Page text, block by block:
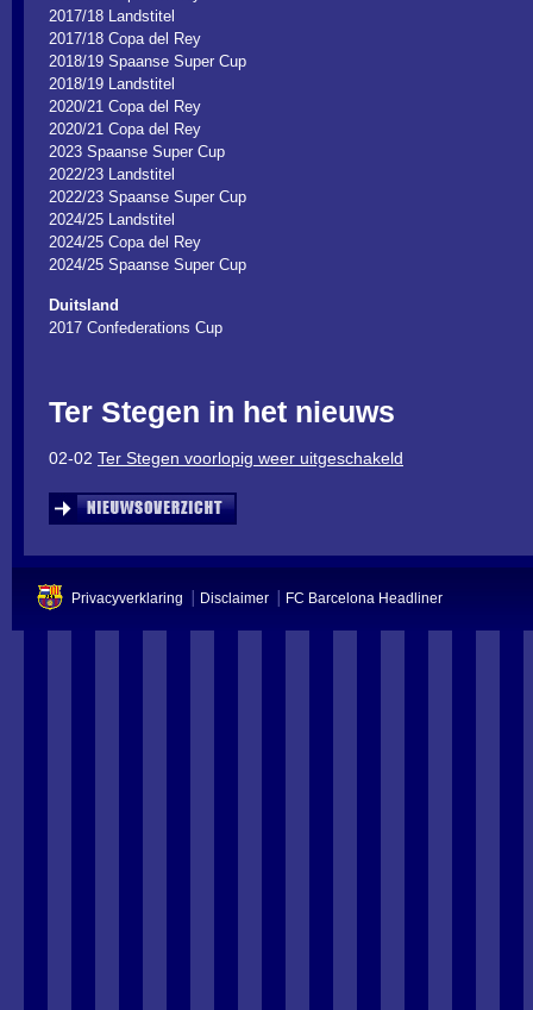
2017/18 Landstitel
2017/18 Copa del Rey
2018/19 Spaanse Super Cup
2018/19 Landstitel
2020/21 Copa del Rey
2020/21 Copa del Rey
2023 Spaanse Super Cup
2022/23 Landstitel
2022/23 Spaanse Super Cup
2024/25 Landstitel
2024/25 Copa del Rey
2024/25 Spaanse Super Cup
Duitsland
2017 Confederations Cup
Ter Stegen in het nieuws
02-02 Ter Stegen voorlopig weer uitgeschakeld
Privacyverklaring Disclaimer FC Barcelona Headliner